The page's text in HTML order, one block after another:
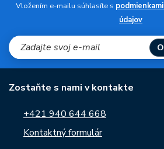
Vložením e-mailu súhlasíte s
údajov
Zostaňte s nami v kontakte
+421 940 644 668
Kontaktný formulár